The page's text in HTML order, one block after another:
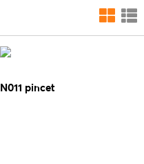
N011 pincet